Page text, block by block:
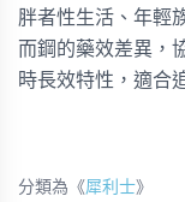
胖者性生活、年輕
而鋼的藥效差異，
時長效特性，適合
分類為《犀利士》